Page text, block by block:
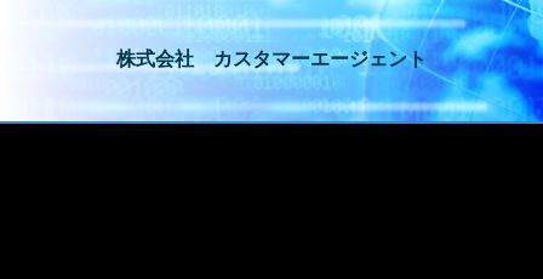
株式会社 カスタマーエージェント